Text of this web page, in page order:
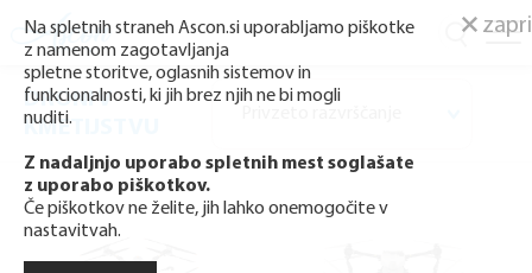
DRONI V
KMETIJSTVU
zapri
Na spletnih straneh Ascon.si uporabljamo piškotke
z namenom zagotavljanja
spletne storitve, oglasnih sistemov in
funkcionalnosti, ki jih brez njih ne bi mogli
nuditi.
Z nadaljnjo uporabo spletnih mest soglašate
z uporabo piškotkov.
Če piškotkov ne želite, jih lahko onemogočite v
nastavitvah.